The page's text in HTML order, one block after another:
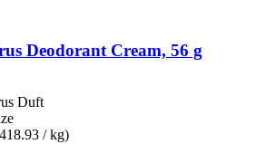
Deodorant Cream, 56 g
Duft
/ kg)